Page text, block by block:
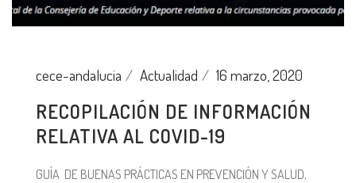
cece-andalucia Actualidad 16 marzo, 2020
RECOPILACIÓN DE INFORMACIÓN
RELATIVA AL COVID-19
GUÍA DE BUENAS PRÁCTICAS EN PREVENCIÓN Y SALUD,